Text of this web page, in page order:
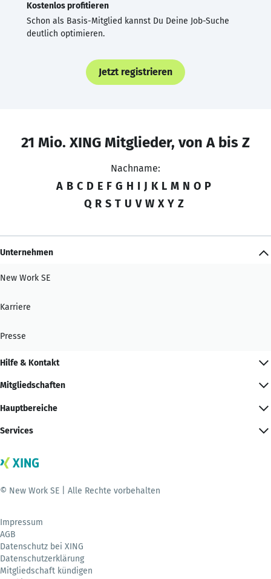
Kostenlos profitieren
Schon als Basis-Mitglied kannst Du Deine Job-Suche
deutlich optimieren.
Jetzt registrieren
21 Mio. XING Mitglieder, von A bis Z
Nachname:
A B C D E F G H I J K L M N O P
Q R S T U V W X Y Z
Unternehmen
New Work SE
Karriere
Presse
Hilfe & Kontakt
Mitgliedschaften
Hauptbereiche
Services
© New Work SE | Alle Rechte vorbehalten
Impressum
AGB
Datenschutz bei XING
Datenschutzerklärung
Mitgliedschaft kündigen